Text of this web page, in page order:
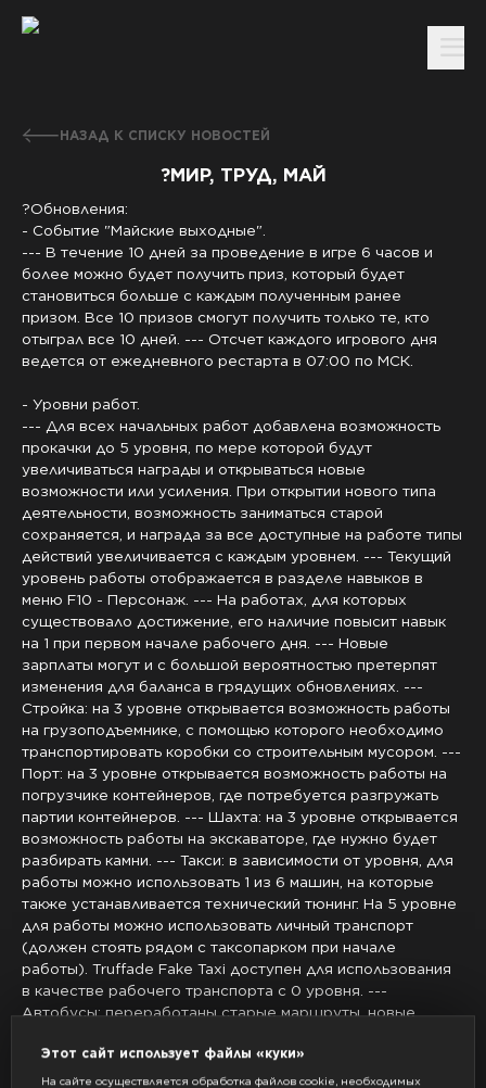
НАЗАД К СПИСКУ НОВОСТЕЙ
?МИР, ТРУД, МАЙ
?Обновления:
- Событие "Майские выходные".
--- В течение 10 дней за проведение в игре 6 часов и
более можно будет получить приз, который будет
становиться больше с каждым полученным ранее
призом. Все 10 призов смогут получить только те, кто
отыграл все 10 дней. --- Отсчет каждого игрового дня
ведется от ежедневного рестарта в 07:00 по МСК.
- Уровни работ.
--- Для всех начальных работ добавлена возможность
прокачки до 5 уровня, по мере которой будут
увеличиваться награды и открываться новые
возможности или усиления. При открытии нового типа
деятельности, возможность заниматься старой
сохраняется, и награда за все доступные на работе типы
действий увеличивается с каждым уровнем. --- Текущий
уровень работы отображается в разделе навыков в
меню F10 - Персонаж. --- На работах, для которых
существовало достижение, его наличие повысит навык
на 1 при первом начале рабочего дня. --- Новые
зарплаты могут и с большой вероятностью претерпят
изменения для баланса в грядущих обновлениях. ---
Стройка: на 3 уровне открывается возможность работы
на грузоподъемнике, с помощью которого необходимо
транспортировать коробки со строительным мусором. ---
Порт: на 3 уровне открывается возможность работы на
погрузчике контейнеров, где потребуется разгружать
партии контейнеров. --- Шахта: на 3 уровне открывается
возможность работы на экскаваторе, где нужно будет
разбирать камни. --- Такси: в зависимости от уровня, для
работы можно использовать 1 из 6 машин, на которые
также устанавливается технический тюнинг. На 5 уровне
для работы можно использовать личный транспорт
(должен стоять рядом с таксопарком при начале
работы). Truffade Fake Taxi доступен для использования
в качестве рабочего транспорта с 0 уровня. ---
Автобусы: переработаны старые маршруты, новые
маршрута. С каждым уровнем возрастает процент от
стоимости автобусного билета, который получает
Этот сайт использует файлы «куки»
На сайте осуществляется обработка файлов cookie, необходимых